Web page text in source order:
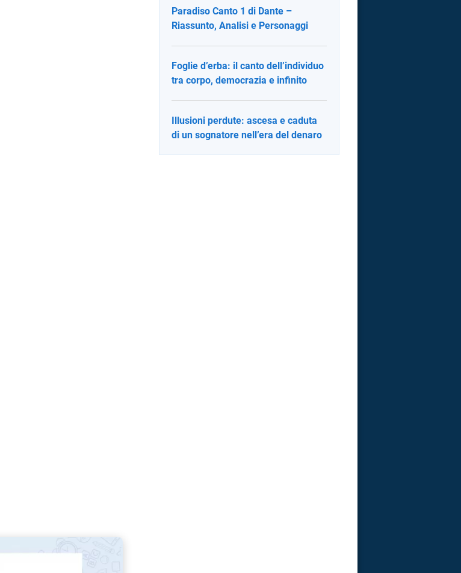
Paradiso Canto 1 di Dante –
Riassunto, Analisi e Personaggi
Foglie d’erba: il canto dell’individuo
tra corpo, democrazia e infinito
Illusioni perdute: ascesa e caduta
di un sognatore nell’era del denaro